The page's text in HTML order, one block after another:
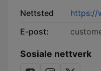
Nettsted
https://
E-post:
Sosiale nettverk